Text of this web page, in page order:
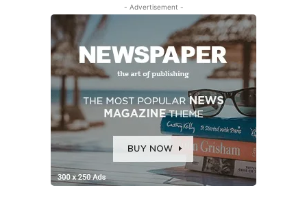
- Advertisement -